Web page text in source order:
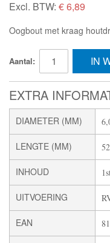
Excl. BTW: € 6,89
Oogbout met kraag
Aantal: IN
EXTRA
DIAMETER (MM)
LENGTE (MM)
INHOUD
UITVOERING
EAN